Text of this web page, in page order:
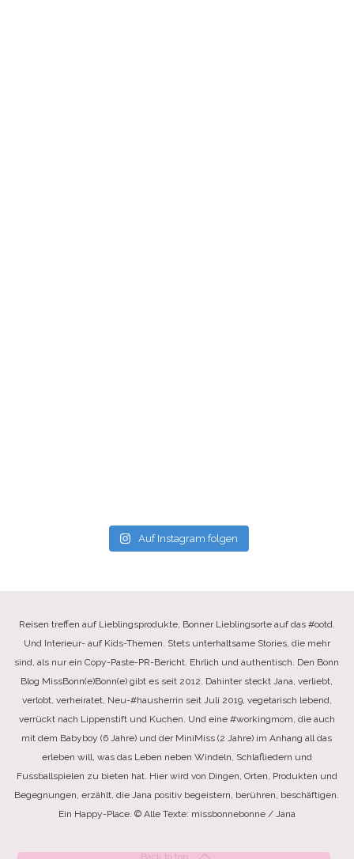
Auf Instagram folgen
Reisen treffen auf Lieblingsprodukte, Bonner Lieblingsorte auf das #ootd.
Und Interieur- auf Kids-Themen. Stets unterhaltsame Stories, die mehr
sind, als nur ein Copy-Paste-PR-Bericht. Ehrlich und authentisch. Den Bonn
Blog MissBonn(e)Bonn(e) gibt es seit 2012. Dahinter steckt Jana, verliebt,
verlobt, verheiratet, Neu-#hausherrin seit Juli 2019, vegetarisch lebend,
verrückt nach Lippenstift und Kuchen. Und eine #workingmom, die auch
mit dem Babyboy (6 Jahre) und der MiniMiss (2 Jahre) im Anhang all das
erleben will, was das Leben neben Windeln, Schlafliedern und
Fussballspielen zu bieten hat. Hier wird von Dingen, Orten, Produkten und
Begegnungen, erzählt, die Jana positiv begeistern, berühren, beschäftigen.
Ein Happy-Place. © Alle Texte: missbonnebonne / Jana
Back to top